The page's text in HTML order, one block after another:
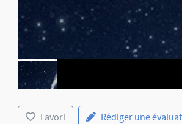
Favori
Rédiger une